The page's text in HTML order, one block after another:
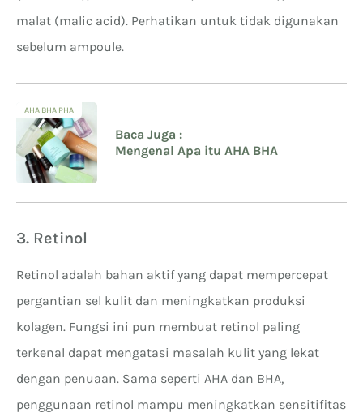
malat (malic acid). Perhatikan untuk tidak digunakan
sebelum ampoule.
AHA BHA PHA
Baca Juga :
Mengenal Apa itu AHA BHA
3. Retinol
Retinol adalah bahan aktif yang dapat mempercepat
pergantian sel kulit dan meningkatkan produksi
kolagen. Fungsi ini pun membuat retinol paling
terkenal dapat mengatasi masalah kulit yang lekat
dengan penuaan. Sama seperti AHA dan BHA,
penggunaan retinol mampu meningkatkan sensitifitas